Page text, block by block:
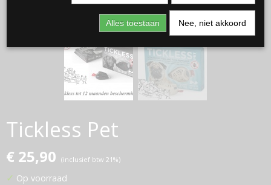
Tickless Pet
€ 25,90 (inclusief btw 21%)
✓ Op voorraad
Alles toestaan Nee, niet akkoord